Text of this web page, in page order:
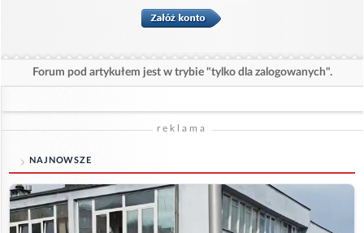
Forum pod artykułem jest w trybie "tylko dla zalogowanych".
reklama
NAJNOWSZE